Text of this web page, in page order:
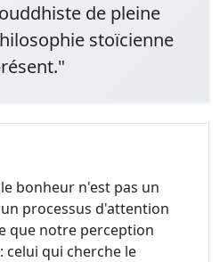
de pleine
stoïcienne
bonheur n'est pas un
processus d'attention
que notre perception
qui cherche le